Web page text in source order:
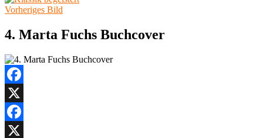
Vorheriges Bild
4. Marta Fuchs Buchcover
Facebook
X
Facebook